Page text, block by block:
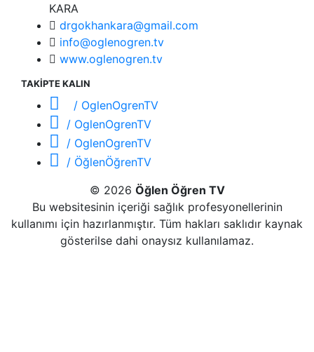
KARA
drgokhankara@gmail.com
info@oglenogren.tv
www.oglenogren.tv
TAKİPTE KALIN
/ OglenOgrenTV
/ OglenOgrenTV
/ OglenOgrenTV
/ ÖğlenÖğrenTV
© 2026 Öğlen Öğren TV
Bu websitesinin içeriği sağlık profesyonellerinin
kullanımı için hazırlanmıştır. Tüm hakları saklıdır kaynak
gösterilse dahi onaysız kullanılamaz.